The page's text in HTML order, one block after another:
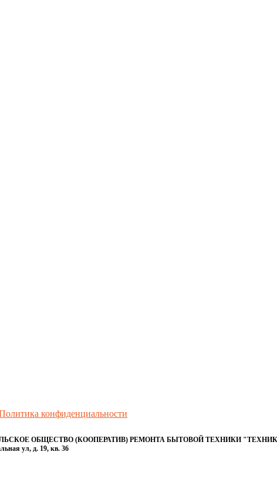
конфиденциальности
ОБЩЕСТВО (КООПЕРАТИВ) РЕМОНТА БЫТОВОЙ ТЕХНИКИ
ул, д. 19, кв. 36